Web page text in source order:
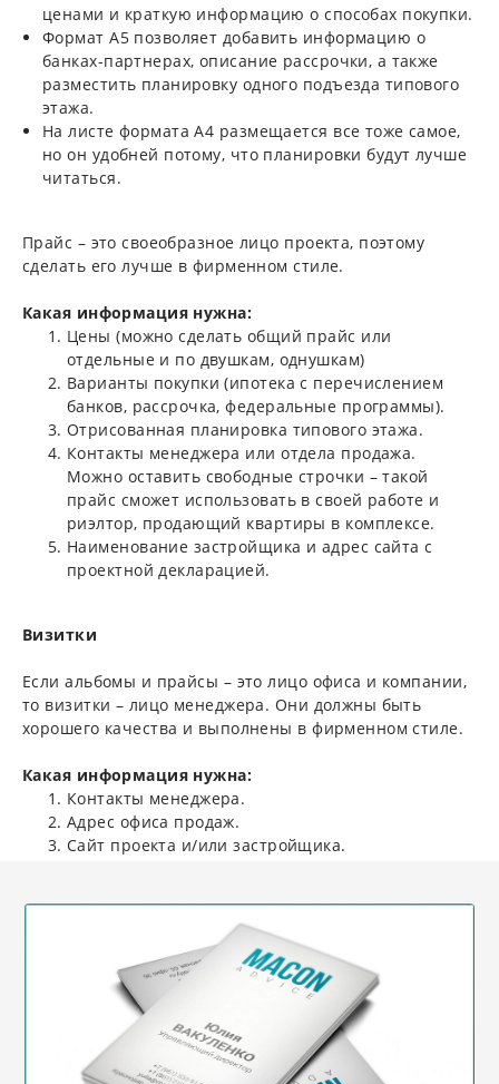
ценами и краткую информацию о способах покупки.
Формат А5 позволяет добавить информацию о
банках-партнерах, описание рассрочки, а также
разместить планировку одного подъезда типового
этажа.
На листе формата А4 размещается все тоже самое,
но он удобней потому, что планировки будут лучше
читаться.
Прайс – это своеобразное лицо проекта, поэтому
сделать его лучше в фирменном стиле.
Какая информация нужна:
Цены (можно сделать общий прайс или
отдельные и по двушкам, однушкам)
Варианты покупки (ипотека с перечислением
банков, рассрочка, федеральные программы).
Отрисованная планировка типового этажа.
Контакты менеджера или отдела продажа.
Можно оставить свободные строчки – такой
прайс сможет использовать в своей работе и
риэлтор, продающий квартиры в комплексе.
Наименование застройщика и адрес сайта с
проектной декларацией.
Визитки
Если альбомы и прайсы – это лицо офиса и компании,
то визитки – лицо менеджера. Они должны быть
хорошего качества и выполнены в фирменном стиле.
Какая информация нужна:
Контакты менеджера.
Адрес офиса продаж.
Сайт проекта и/или застройщика.